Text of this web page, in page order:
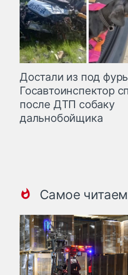
Достали из под
Госавтоинспектор
после ДТП собаку
дальнобойщика
Самое